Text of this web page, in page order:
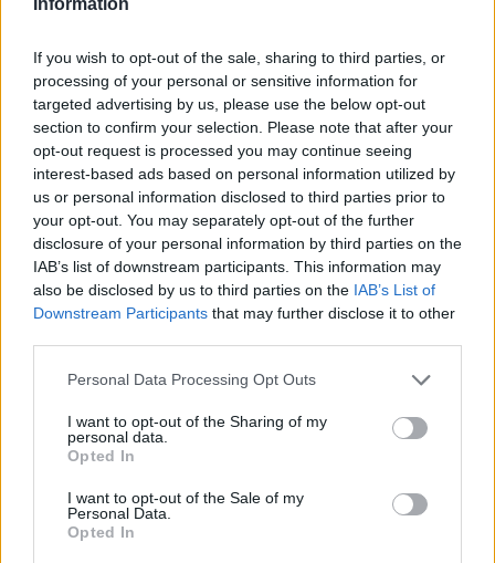
If you wish to opt-out of the sale, sharing to third parties, or
processing of your personal or sensitive information for
targeted advertising by us, please use the below opt-out
section to confirm your selection. Please note that after your
opt-out request is processed you may continue seeing
interest-based ads based on personal information utilized by
us or personal information disclosed to third parties prior to
your opt-out. You may separately opt-out of the further
disclosure of your personal information by third parties on the
IAB’s list of downstream participants. This information may
also be disclosed by us to third parties on the IAB’s List of
Downstream Participants that may further disclose it to other
Personal Data Processing Opt Outs
I want to opt-out of the Sharing of my
personal data.
Opted In
I want to opt-out of the Sale of my
Personal Data.
Opted In
CALCIO
Il Legnano chiude la prima
settimana del raduno con il test
contro la Chiavazzese